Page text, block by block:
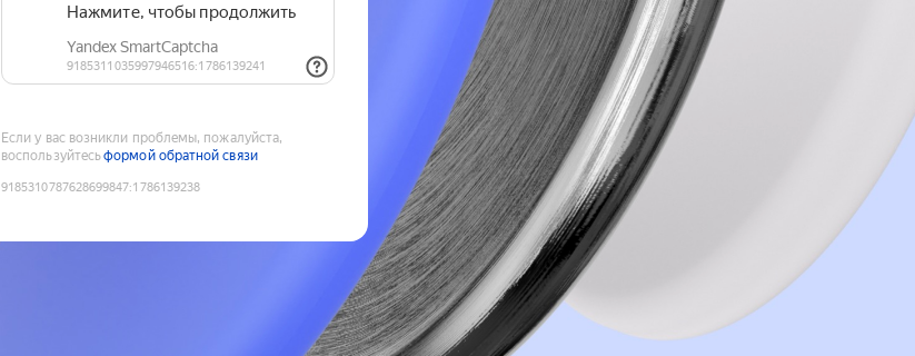
Если у вас возникли проблемы, пожалуйста,
воспользуйтесьформой обратной связи
9185310787628699847:1786139238